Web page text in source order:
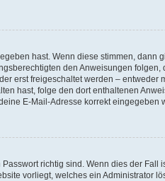
hast. Wenn diese stimmen, dann
den Anweisungen
erst freigeschaltet werden –
hast, folge den dort enthaltenen
E-Mail-Adresse korrekt eingegeben
richtig sind. Wenn dies der
vorliegt, welches ein Administrator